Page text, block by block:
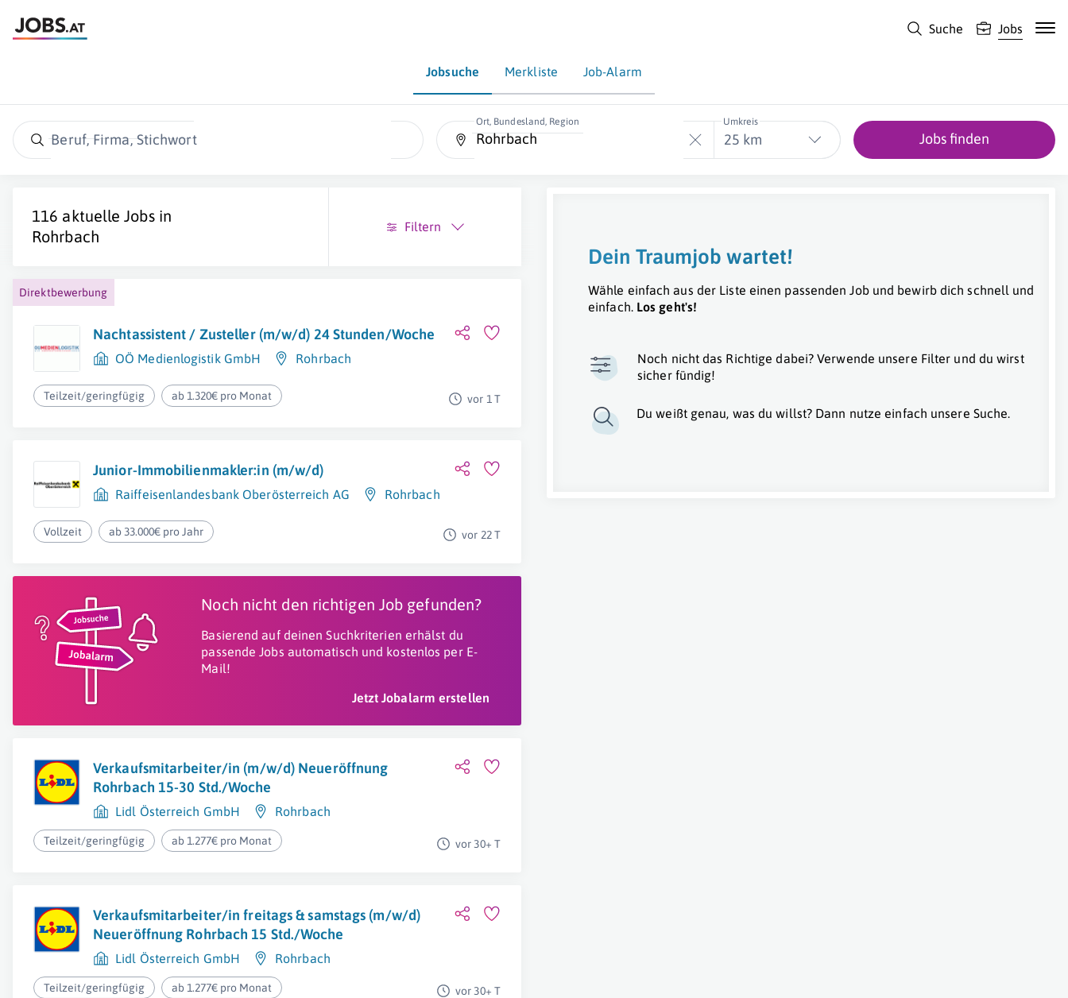
Suche Jobs
Jobsuche Merkliste Job-Alarm
Beruf, Firma, Stichwort
Ort, Bundesland, Region Umkreis
25 km Jobs finden
116 aktuelle Jobs in
Rohrbach
Filtern
Direktbewerbung
Nachtassistent / Zusteller (m/w/d) 24 Stunden/Woche
OÖ Medienlogistik GmbH Rohrbach
Teilzeit/geringfügig ab 1.320€ pro Monat vor 1 T
Junior-Immobilienmakler:in (m/w/d)
Raiffeisenlandesbank Oberösterreich AG Rohrbach
Vollzeit ab 33.000€ pro Jahr vor 22 T
Noch nicht den richtigen Job gefunden?
Basierend auf deinen Suchkriterien erhälst du
passende Jobs automatisch und kostenlos per E-
Mail!
Jetzt Jobalarm erstellen
Verkaufsmitarbeiter/in (m/w/d) Neueröffnung
Rohrbach 15-30 Std./Woche
Lidl Österreich GmbH Rohrbach
Teilzeit/geringfügig ab 1.277€ pro Monat vor 30+ T
Verkaufsmitarbeiter/in freitags & samstags (m/w/d)
Neueröffnung Rohrbach 15 Std./Woche
Lidl Österreich GmbH Rohrbach
Teilzeit/geringfügig ab 1.277€ pro Monat vor 30+ T
Dein Traumjob wartet!
Wähle einfach aus der Liste einen passenden Job und bewirb dich schnell und
einfach. Los geht's!
Noch nicht das Richtige dabei? Verwende unsere Filter und du wirst
sicher fündig!
Du weißt genau, was du willst? Dann nutze einfach unsere Suche.